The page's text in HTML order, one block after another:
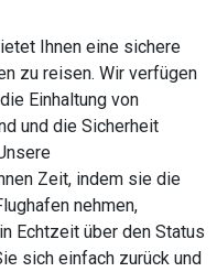
Ihnen eine sichere
zu reisen. Wir verfügen
Einhaltung von
und die Sicherheit
Zeit, indem sie die
nehmen,
Echtzeit über den Status
sich einfach zurück und